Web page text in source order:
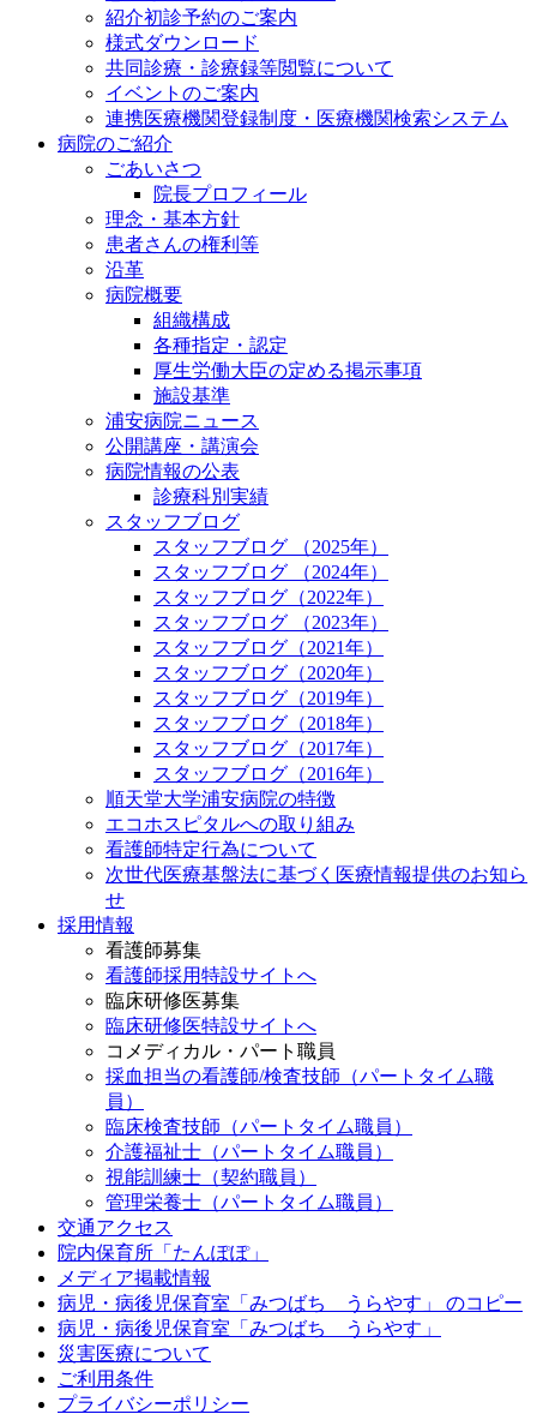
紹介初診予約のご案内
様式ダウンロード
共同診療・診療録等閲覧について
イベントのご案内
連携医療機関登録制度・医療機関検索システム
病院のご紹介
ごあいさつ
院長プロフィール
理念・基本方針
患者さんの権利等
沿革
病院概要
組織構成
各種指定・認定
厚生労働大臣の定める掲示事項
施設基準
浦安病院ニュース
公開講座・講演会
病院情報の公表
診療科別実績
スタッフブログ
スタッフブログ （2025年）
スタッフブログ （2024年）
スタッフブログ（2022年）
スタッフブログ （2023年）
スタッフブログ（2021年）
スタッフブログ（2020年）
スタッフブログ（2019年）
スタッフブログ（2018年）
スタッフブログ（2017年）
スタッフブログ（2016年）
順天堂大学浦安病院の特徴
エコホスピタルへの取り組み
看護師特定行為について
次世代医療基盤法に基づく医療情報提供のお知ら
せ
採用情報
看護師募集
看護師採用特設サイトへ
臨床研修医募集
臨床研修医特設サイトへ
コメディカル・パート職員
採血担当の看護師/検査技師（パートタイム職
員）
臨床検査技師（パートタイム職員）
介護福祉士（パートタイム職員）
視能訓練士（契約職員）
管理栄養士（パートタイム職員）
交通アクセス
院内保育所「たんぽぽ」
メディア掲載情報
病児・病後児保育室「みつばち うらやす」 のコピー
病児・病後児保育室「みつばち うらやす」
災害医療について
ご利用条件
プライバシーポリシー